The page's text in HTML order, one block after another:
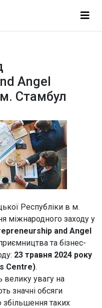
Angel
Стамбул
Республіки в м.
міжнародного заходу у
and Angel
та бізнес-
23 травня 2024 року
Centre).
велику увагу на
значні обсяги
збільшення таких